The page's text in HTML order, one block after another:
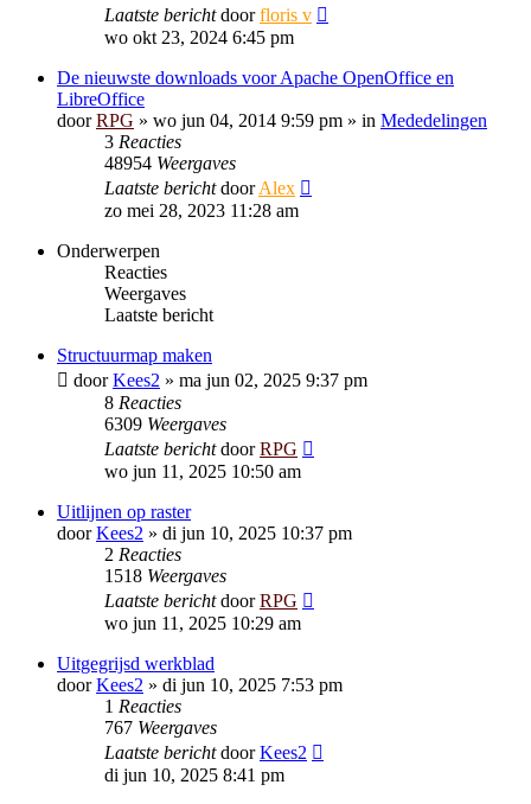
Laatste berichtdoorfloris v
wo okt 23, 2024 6:45 pm
De nieuwste downloads voor Apache OpenOffice en
LibreOffice
doorRPG » wo jun 04, 2014 9:59 pm » in Mededelingen
3 Reacties
48954 Weergaves
Laatste berichtdoorAlex
zo mei 28, 2023 11:28 am
Onderwerpen
Reacties
Weergaves
Laatste bericht
Structuurmap maken
doorKees2 » ma jun 02, 2025 9:37 pm
8 Reacties
6309 Weergaves
Laatste berichtdoorRPG
wo jun 11, 2025 10:50 am
Uitlijnen op raster
doorKees2 » di jun 10, 2025 10:37 pm
2 Reacties
1518 Weergaves
Laatste berichtdoorRPG
wo jun 11, 2025 10:29 am
Uitgegrijsd werkblad
doorKees2 » di jun 10, 2025 7:53 pm
1 Reacties
767 Weergaves
Laatste berichtdoorKees2
di jun 10, 2025 8:41 pm